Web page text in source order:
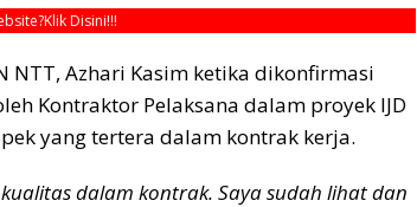
Klik Disini!!!
NTT, Azhari Kasim ketika dikonfirmasi
Kontraktor Pelaksana dalam proyek IJD
yang tertera dalam kontrak kerja.
dalam kontrak. Saya sudah lihat dan